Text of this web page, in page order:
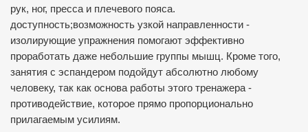
рук, ног, пресса и плечевого пояса.
доступность;возможность узкой направленности -
изолирующие упражнения помогают эффективно
проработать даже небольшие группы мышц. Кроме того,
занятия с эспандером подойдут абсолютно любому
человеку, так как основа работы этого тренажера -
противодействие, которое прямо пропорционально
прилагаемым усилиям.